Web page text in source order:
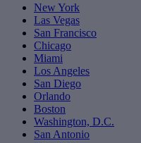
New York
Las Vegas
San Francisco
Chicago
Miami
Los Angeles
San Diego
Orlando
Boston
Washington, D.C.
San Antonio